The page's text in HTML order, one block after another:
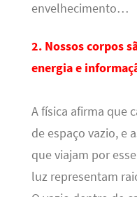
envelhecimento…
2. Nossos corpos
energia e
A física afirma que
de espaço vazio, e
que viajam por
luz representam